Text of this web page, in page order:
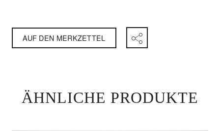
AUF DEN MERKZETTEL
ÄHNLICHE PRODUKTE